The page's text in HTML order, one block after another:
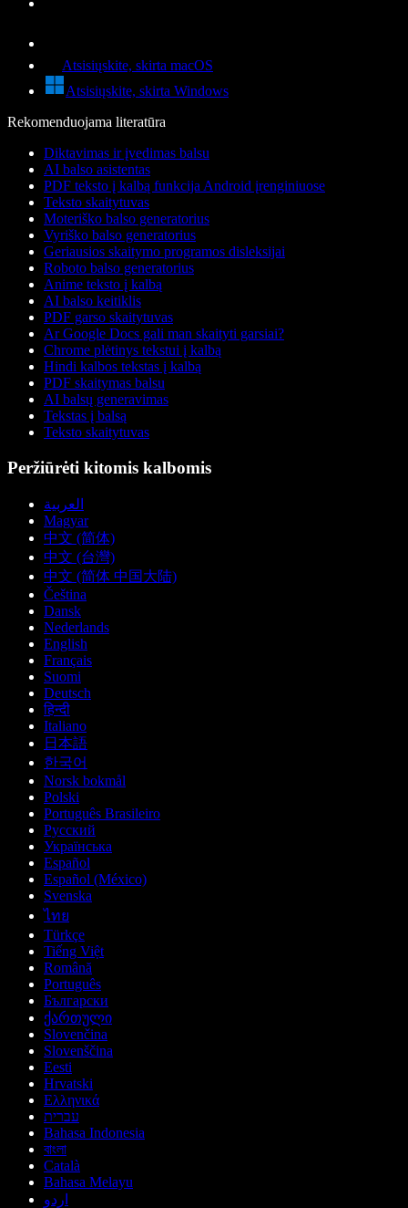
Atsisiųskite, skirta macOS
Atsisiųskite, skirta Windows
Rekomenduojama literatūra
Diktavimas ir įvedimas balsu
AI balso asistentas
PDF teksto į kalbą funkcija Android įrenginiuose
Teksto skaitytuvas
Moteriško balso generatorius
Vyriško balso generatorius
Geriausios skaitymo programos disleksijai
Roboto balso generatorius
Anime teksto į kalbą
AI balso keitiklis
PDF garso skaitytuvas
Ar Google Docs gali man skaityti garsiai?
Chrome plėtinys tekstui į kalbą
Hindi kalbos tekstas į kalbą
PDF skaitymas balsu
AI balsų generavimas
Tekstas į balsą
Teksto skaitytuvas
Peržiūrėti kitomis kalbomis
العربية
Magyar
中文 (简体)
中文 (台灣)
中文 (简体 中国大陆)
Čeština
Dansk
Nederlands
English
Français
Suomi
Deutsch
हिन्दी
Italiano
日本語
한국어
Norsk bokmål
Polski
Português Brasileiro
Русский
Українська
Español
Español (México)
Svenska
ไทย
Türkçe
Tiếng Việt
Română
Português
Български
ქართული
Slovenčina
Slovenščina
Eesti
Hrvatski
Ελληνικά
עברית
Bahasa Indonesia
বাংলা
Català
Bahasa Melayu
اردو